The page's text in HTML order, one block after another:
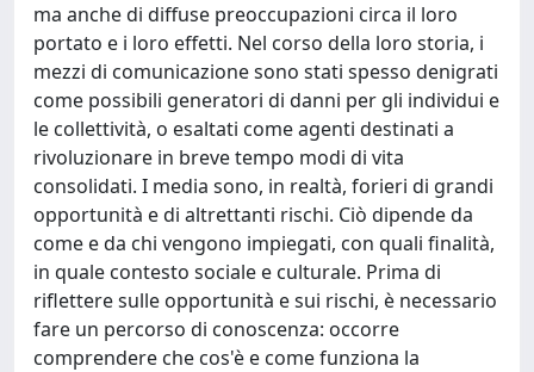
ma anche di diffuse preoccupazioni circa il loro
portato e i loro effetti. Nel corso della loro storia, i
mezzi di comunicazione sono stati spesso denigrati
come possibili generatori di danni per gli individui e
le collettività, o esaltati come agenti destinati a
rivoluzionare in breve tempo modi di vita
consolidati. I media sono, in realtà, forieri di grandi
opportunità e di altrettanti rischi. Ciò dipende da
come e da chi vengono impiegati, con quali finalità,
in quale contesto sociale e culturale. Prima di
riflettere sulle opportunità e sui rischi, è necessario
fare un percorso di conoscenza: occorre
comprendere che cos'è e come funziona la